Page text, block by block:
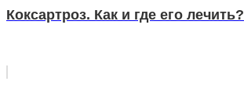
Коксартроз. Как и где его лечить?